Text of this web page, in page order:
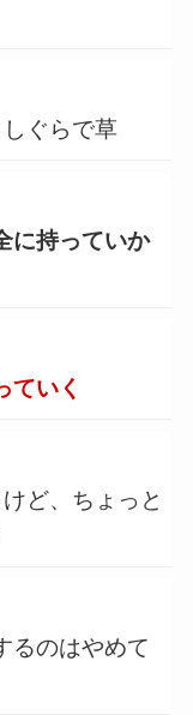
ぐらで草
に持っていか
ていく
ど、ちょっと
るのはやめて